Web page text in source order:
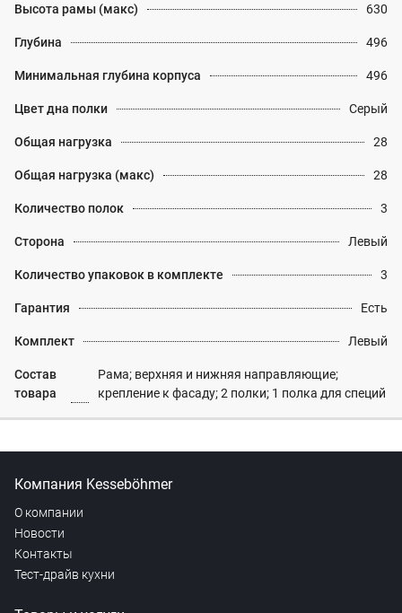
Высота рамы (макс) 630
Глубина 496
Минимальная глубина корпуса 496
Цвет дна полки Серый
Общая нагрузка 28
Общая нагрузка (макс) 28
Количество полок 3
Сторона Левый
Количество упаковок в комплекте 3
Гарантия Есть
Комплект Левый
Состав
товара
Рама; верхняя и нижняя направляющие;
крепление к фасаду; 2 полки; 1 полка для специй
Компания Kesseböhmer
О компании
Новости
Контакты
Тест-драйв кухни